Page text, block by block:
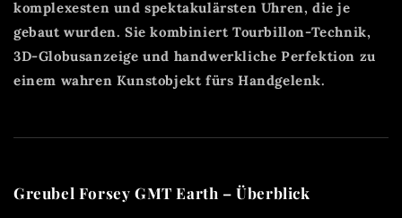
komplexesten und spektakulärsten Uhren, die je
gebaut wurden. Sie kombiniert Tourbillon-Technik,
3D-Globusanzeige und handwerkliche Perfektion zu
einem wahren Kunstobjekt fürs Handgelenk.
Greubel Forsey GMT Earth – Überblick